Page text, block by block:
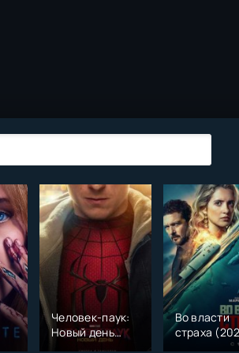
Человек-паук:
Новый день
(2026)
Во власти
страха